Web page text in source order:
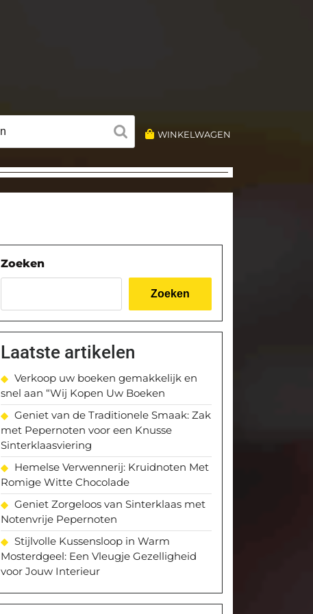
WINKELWAGEN
Zoeken
Zoeken
Laatste artikelen
Verkoop uw boeken gemakkelijk en
snel aan “Wij Kopen Uw Boeken
Geniet van de Traditionele Smaak: Zak
met Pepernoten voor een Knusse
Sinterklaasviering
Hemelse Verwennerij: Kruidnoten Met
Romige Witte Chocolade
Geniet Zorgeloos van Sinterklaas met
Notenvrije Pepernoten
Stijlvolle Kussensloop in Warm
Mosterdgeel: Een Vleugje Gezelligheid
voor Jouw Interieur